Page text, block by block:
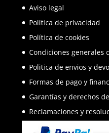
Aviso legal
Política de privacidad
Política de cookies
Condiciones generales
Politica de envios y
Formas de pago y
Garantías y derechos
Reclamaciones y